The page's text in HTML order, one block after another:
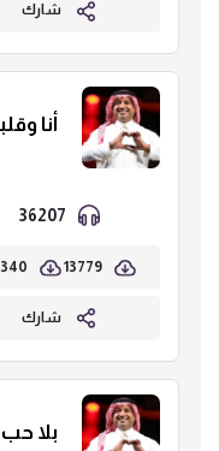
شارك
أنا
13779
شارك
بلا حب